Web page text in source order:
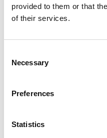
provided to them or that
of their services.
Selection
Necessary
Preferences
Statistics
Euroscaffold
lichtgewicht aluminium
mobiliteit tijdens het werken.